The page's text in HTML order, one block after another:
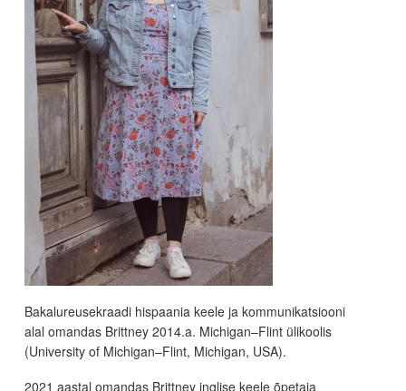
Bakalureusekraadi hispaania keele ja kommunikatsiooni
alal omandas Brittney 2014.a. Michigan–Flint ülikoolis
(University of Michigan–Flint, Michigan, USA).
2021 aastal omandas Brittney inglise keele õpetaja